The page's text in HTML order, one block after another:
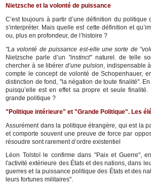
Nietzsche et la volonté de puissance
C’est toujours à partir d’une définition du
s’interpréter. Mais quelle est cette définition et
ou, plus en profondeur, de l’histoire ?
"La volonté de puissance est-elle une sorte de
Nietzsche parle d’un "instinct"naturel. de telle
chercher à se libérer d’une pulsion, indispensable
compte le concept de volonté de Schopenhauer,
distinction de fond, "la négation de toute finalité".
puisqu’elle est en effet sa propre et seule
grande politique ?
"Politique intérieure" et "Grande Politique". Les
Assurément dans la politique étrangère, qui est la
et comporte souvent une preuve de force par
résoudre sont rarement d’ordre existentiel
Léon Tolstoï le confirme dans "Paix et Guerre",
l'activité extérieure des États et des nations, dans
guerres et la puissance politique des États et des
leurs fortunes militaires".